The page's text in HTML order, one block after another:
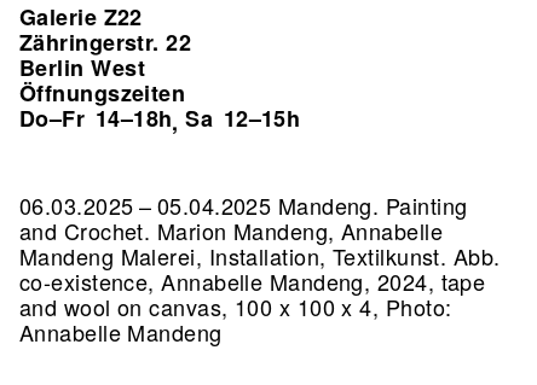
Galerie Z22
Zähringerstr. 22
Berlin West
Öffnungszeiten
Do–Fr 14–18h,Sa 12–15h
06.03.2025 – 05.04.2025 Mandeng. Painting
and Crochet. Marion Mandeng, Annabelle
Mandeng Malerei, Installation, Textilkunst. Abb.
co-existence, Annabelle Mandeng, 2024, tape
and wool on canvas, 100 x 100 x 4, Photo:
Annabelle Mandeng